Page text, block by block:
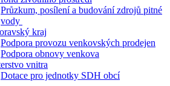
Průzkum, posílení a budování zdrojů pitné
vody
kraj
Podpora provozu venkovských prodejen
Podpora obnovy venkova
vnitra
Dotace pro jednotky SDH obcí